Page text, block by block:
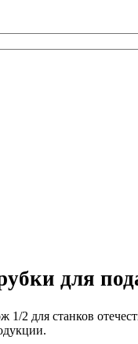
для
1/2 для станков